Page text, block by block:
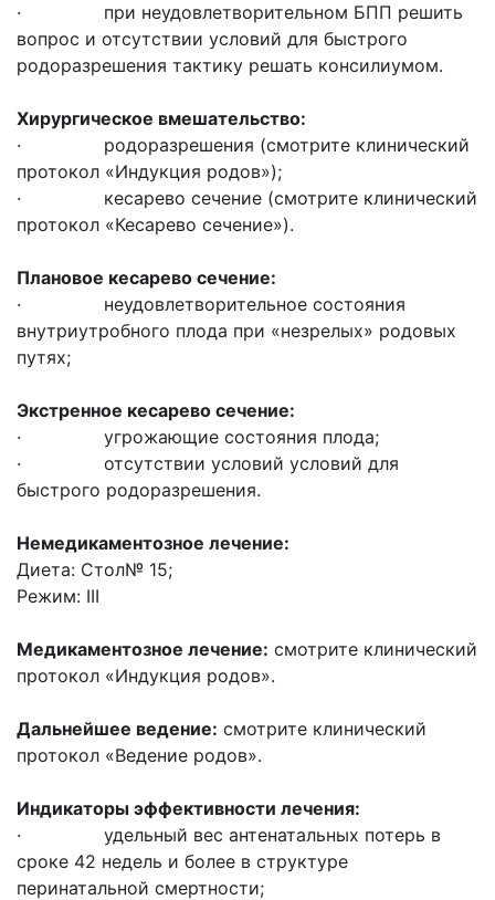
· при неудовлетворительном БПП решить
вопрос и отсутствии условий для быстрого
родоразрешения тактику решать консилиумом.
Хирургическое вмешательство:
· родоразрешения (смотрите клинический
протокол «Индукция родов»);
· кесарево сечение (смотрите клинический
протокол «Кесарево сечение»).
Плановое кесарево сечение:
· неудовлетворительное состояния
внутриутробного плода при «незрелых» родовых
путях;
Экстренное кесарево сечение:
· угрожающие состояния плода;
· отсутствии условий условий для
быстрого родоразрешения.
Немедикаментозное лечение:
Диета: Стол№ 15;
Режим: III
Медикаментозное лечение: смотрите клинический
протокол «Индукция родов».
Дальнейшее ведение: смотрите клинический
протокол «Ведение родов».
Индикаторы эффективности лечения:
· удельный вес антенатальных потерь в
сроке 42 недель и более в структуре
перинатальной смертности;